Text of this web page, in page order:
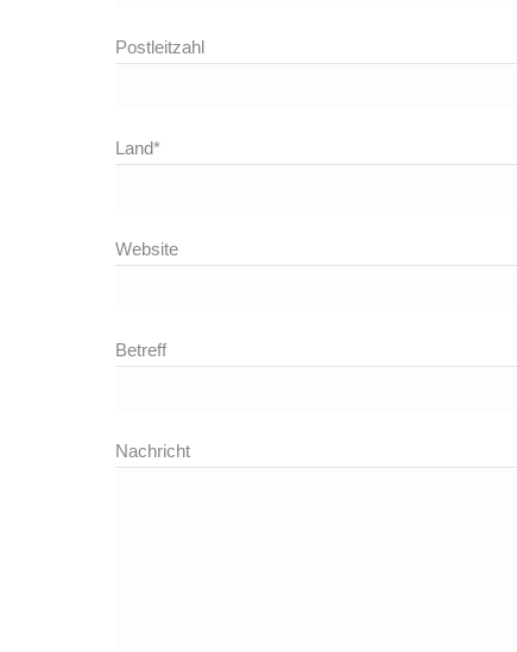
Postleitzahl
Land*
Website
Betreff
Nachricht